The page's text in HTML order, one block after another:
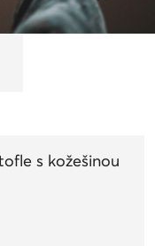
Trendy
s kožešinou